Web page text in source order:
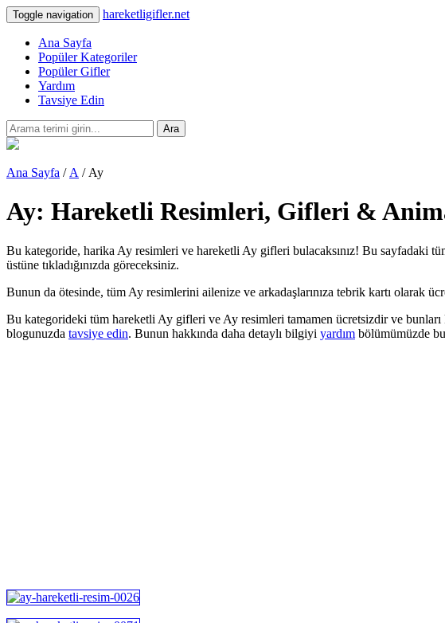
Toggle navigation hareketligifler.net
Ana Sayfa
Popüler Kategoriler
Popüler Gifler
Yardım
Tavsiye Edin
Ara
Ana Sayfa / A / Ay
Ay: Hareketli Resimleri, Gifleri &
Bu kategoride, harika Ay resimleri ve hareketli Ay gifleri bulacaksınız! Bu sayfadaki
üstüne tıkladığınızda göreceksiniz.
Bunun da ötesinde, tüm Ay resimlerini ailenize ve arkadaşlarınıza tebrik kartı olarak
Bu kategorideki tüm hareketli Ay gifleri ve Ay resimleri tamamen ücretsizdir ve
blogunuzda tavsiye edin. Bunun hakkında daha detaylı bilgiyi yardım bölümümüzde